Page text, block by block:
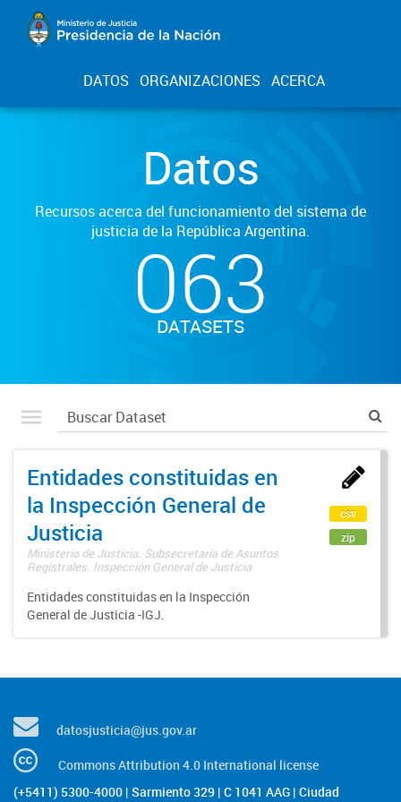
DATOS ORGANIZACIONES ACERCA
Datos
Recursos acerca del funcionamiento del sistema de
justicia de la República Argentina.
063
DATASETS
Entidades constituidas en
la Inspección General de
Justicia
Ministerio de Justicia. Subsecretaría de Asuntos
Registrales. Inspección General de Justicia
Entidades constituidas en la Inspección
General de Justicia -IGJ.
csv
zip
datosjusticia@jus.gov.ar
Commons Attribution 4.0 International license
(+5411) 5300-4000 | Sarmiento 329 | C 1041 AAG | Ciudad